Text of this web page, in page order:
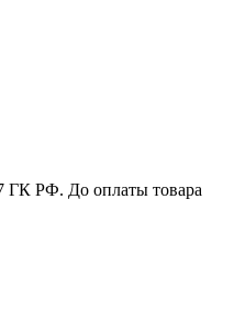
ГК РФ. До оплаты товара